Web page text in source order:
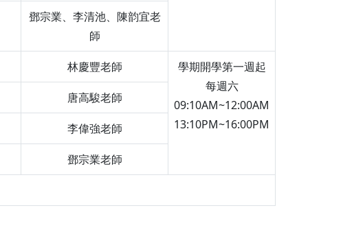
鄧宗業、李清池、陳韵宜老
師
林慶豐老師
學期開學第一週起
每週六
09:10AM~12:00AM
13:10PM~16:00PM
唐高駿老師
李偉強老師
鄧宗業老師